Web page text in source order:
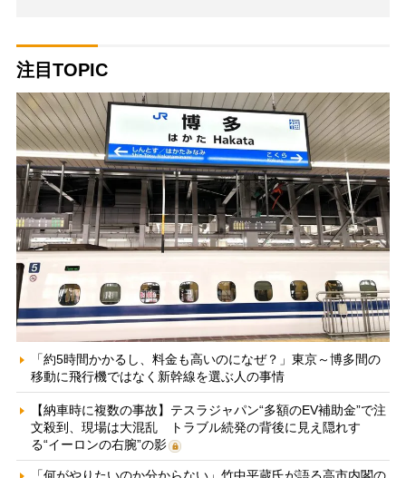
注目TOPIC
「約5時間かかるし、料金も高いのになぜ？」東京～博多間の
移動に飛行機ではなく新幹線を選ぶ人の事情
【納車時に複数の事故】テスラジャパン“多額のEV補助金”で注
文殺到、現場は大混乱 トラブル続発の背後に見え隠れす
る“イーロンの右腕”の影